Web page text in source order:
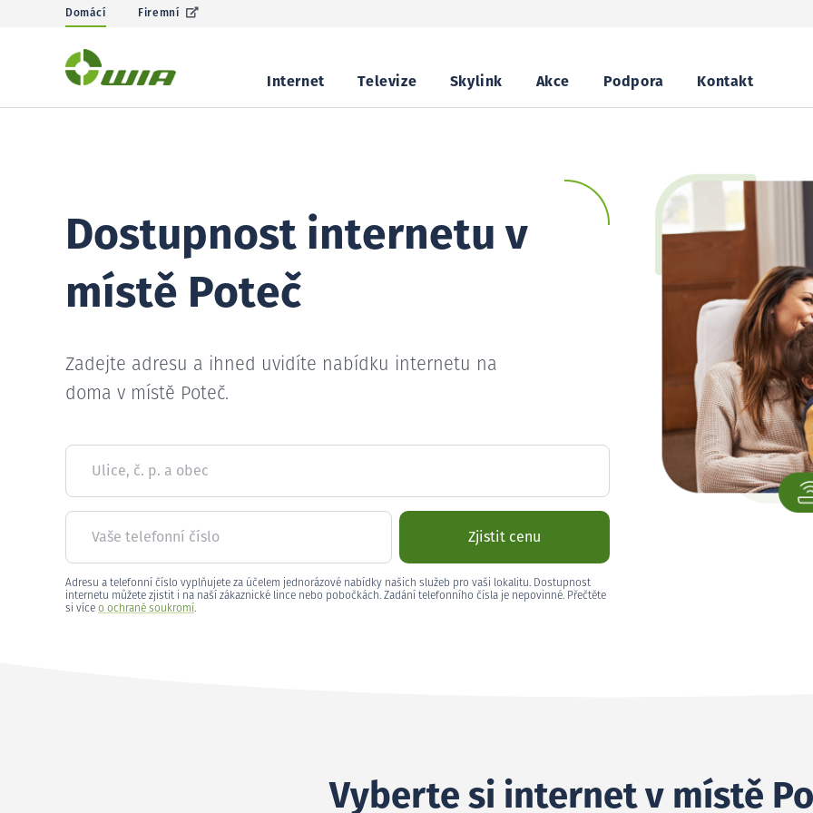
Domácí Firemní
Internet Televize Skylink Akce Podpora Kontakt
Dostupnost internetu v
místě Poteč
Zadejte adresu a ihned uvidíte nabídku internetu na
doma v místě Poteč.
Ulice, č. p. a obec
Vaše telefonní číslo Zjistit cenu
Adresu a telefonní číslo vyplňujete za účelem jednorázové nabídky našich služeb pro vaši lokalitu. Dostupnost
internetu můžete zjistit i na naší zákaznické lince nebo pobočkách. Zadání telefonního čísla je nepovinné. Přečtěte
si více o ochraně soukromí.
Vyberte si internet v místě